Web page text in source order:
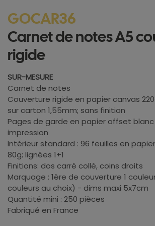
GOCAR36
Carnet de notes A5
rigide
SUR-MESURE
Carnet de notes
Couverture rigide en papier canvas
sur carton 1,55mm; sans finition
Pages de garde en papier offset blanc
impression
Intérieur standard : 96 feuilles en
80g; lignées 1+1
Finitions: dos carré collé, coins droits
Marquage : 1ère de couverture 1
couleurs au choix) - dims maxi 5x7cm
Quantité mini : 250 pièces
Fabriqué en France